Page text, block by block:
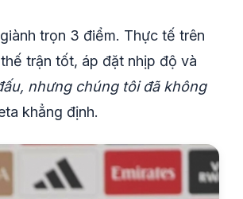
trọn 3 điểm. Thực tế trên
trận tốt, áp đặt nhịp độ và
nhưng chúng tôi đã không
khẳng định.